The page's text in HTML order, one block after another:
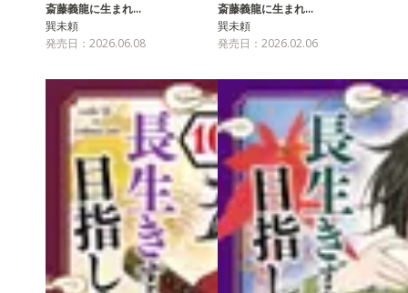
斎藤義龍に生まれ…
巽未頼
発売日：2026.06.08
斎藤義龍に生まれ…
巽未頼
発売日：2026.02.06